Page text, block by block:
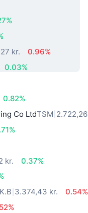
kr.
0.96%
0.03%
0.82%
Co LtdTSM
kr.
0.37%
3.374,43 kr.
0.54%